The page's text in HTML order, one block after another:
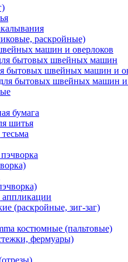
раскройные)
машин и оверлоков
бытовых швейных машин
бытовых швейных машин и
бытовых швейных машин и
бумага
шитья
(раскройные, зиг-заг)
костюмные (пальтовые)
фермуары)